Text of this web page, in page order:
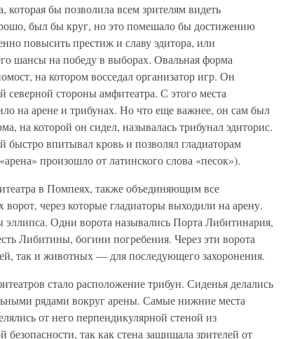
бы позволила всем зрителям видеть
был бы круг, но это помешало бы достижению
повысить престиж и славу эдитора, или
шансы на победу в выборах. Овальная форма
на котором восседал организатор игр. Он
северной стороны амфитеатра. С этого места
на арене и трибунах. Но что еще важнее, он сам был
на которой он сидел, называлась трибунал эдиторис.
впитывал кровь и позволял гладиаторам
произошло от латинского слова «песок»).
в Помпеях, также объединяющим все
через которые гладиаторы выходили на арену.
эллипса. Одни ворота назывались Порта Либитинария,
Либитины, богини погребения. Через эти ворота
так и животных — для последующего захоронения.
стало расположение трибун. Сиденья делались
рядами вокруг арены. Самые нижние места
от него перпендикулярной стеной из
так как стена защищала зрителей от